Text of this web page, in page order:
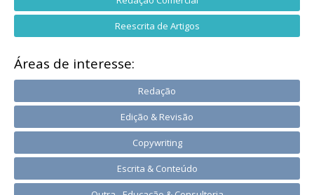
Reescrita de Artigos
Áreas de interesse:
Redação
Edição & Revisão
Copywriting
Escrita & Conteúdo